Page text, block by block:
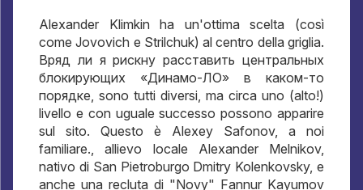
Alexander Klimkin ha un'ottima scelta (così
come Jovovich e Strilchuk) al centro della griglia.
Вряд ли я рискну расставить центральных
блокирующих «Динамо-ЛО» в каком-то
порядке, sono tutti diversi, ma circa uno (alto!)
livello e con uguale successo possono apparire
sul sito. Questo è Alexey Safonov, a noi
familiare., allievo locale Alexander Melnikov,
nativo di San Pietroburgo Dmitry Kolenkovsky, e
anche una recluta di "Novy" Fannur Kayumov